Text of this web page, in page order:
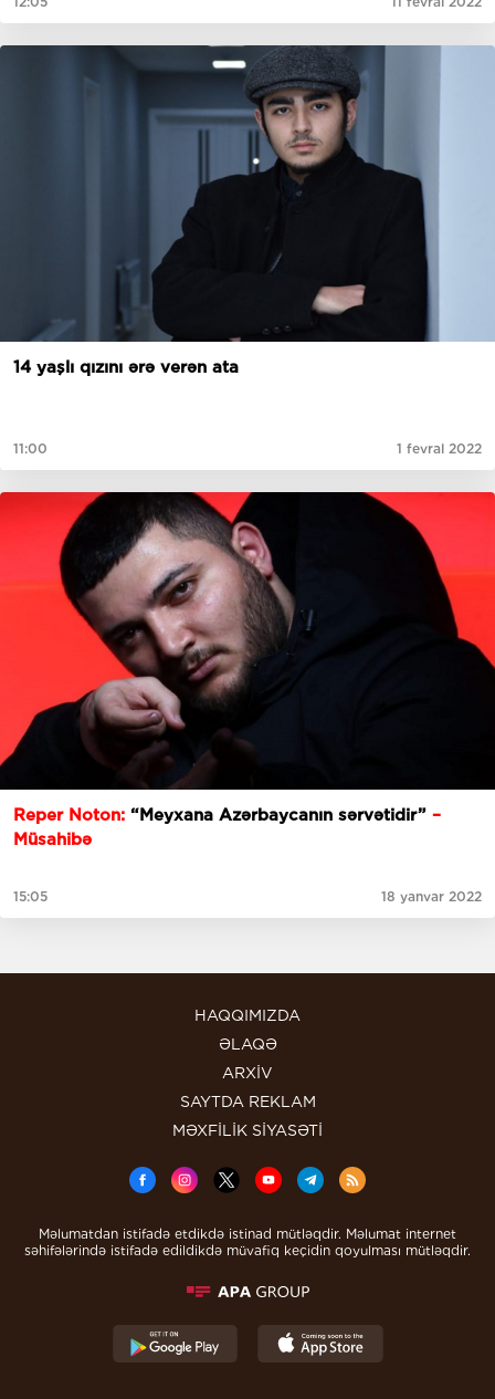
14 yaşlı qızını ərə verən ata
11:00 1 fevral 2022
Reper Noton: “Meyxana Azərbaycanın sərvətidir” –
Müsahibə
15:05 18 yanvar 2022
HAQQIMIZDA
ƏLAQƏ
ARXİV
SAYTDA REKLAM
MƏXFİLİK SİYASƏTİ
Məlumatdan istifadə etdikdə istinad mütləqdir. Məlumat internet
səhifələrində istifadə edildikdə müvafiq keçidin qoyulması mütləqdir.